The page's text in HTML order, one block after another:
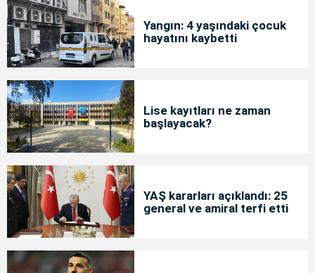
Yangın: 4 yaşındaki çocuk
hayatını kaybetti
Lise kayıtları ne zaman
başlayacak?
YAŞ kararları açıklandı: 25
general ve amiral terfi etti